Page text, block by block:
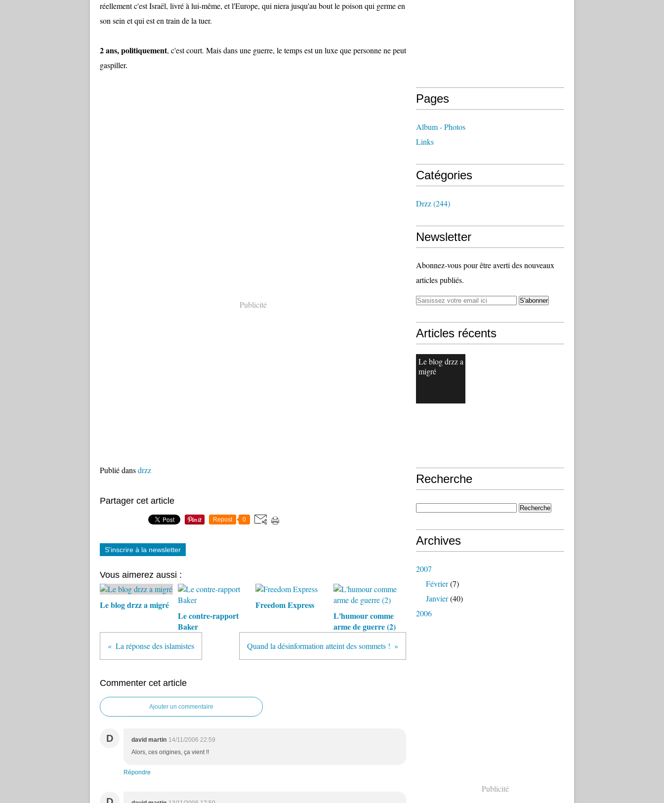
réellement c'est Israël, livré à lui-même, et l'Europe, qui niera jusqu'au bout le poison qui germe en
son sein et qui est en train de la tuer.
2 ans, politiquement, c'est court. Mais dans une guerre, le temps est un luxe que personne ne peut
gaspiller.
Publicité
Publié dansdrzz
Partager cet article
Repost 0
S'inscrire à la newsletter
Vous aimerez aussi :
Le blog drzz a migré
Le contre-rapport
Baker
Freedom Express
L'humour comme
arme de guerre (2)
La réponse des islamistes Quand la désinformation atteint des sommets !
Commenter cet article
Ajouter un commentaire
D david martin 14/11/2006 22:59
Alors, ces origines, ça vient !!
Répondre
Pages
Album - Photos
Links
Catégories
Drzz(244)
Newsletter
Abonnez-vous pour être averti des nouveaux
articles publiés.
Articles récents
Le blog drzz a
migré
Recherche
Archives
2007
Février(7)
Janvier(40)
2006
Publicité